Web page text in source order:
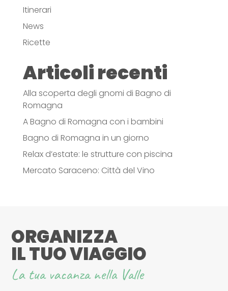
Itinerari
News
Ricette
Articoli recenti
Alla scoperta degli gnomi di Bagno di
Romagna
A Bagno di Romagna con i bambini
Bagno di Romagna in un giorno
Relax d’estate: le strutture con piscina
Mercato Saraceno: Città del Vino
ORGANIZZA
IL TUO VIAGGIO
La tua vacanza nella Valle